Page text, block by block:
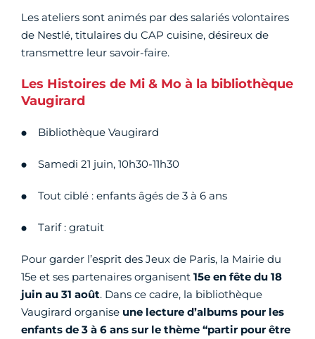
Les ateliers sont animés par des salariés volontaires
de Nestlé, titulaires du CAP cuisine, désireux de
transmettre leur savoir-faire.
Les Histoires de Mi & Mo à la bibliothèque
Vaugirard
Bibliothèque Vaugirard
Samedi 21 juin, 10h30-11h30
Tout ciblé : enfants âgés de 3 à 6 ans
Tarif : gratuit
Pour garder l’esprit des Jeux de Paris, la Mairie du
15e et ses partenaires organisent 15e en fête du 18
juin au 31 août. Dans ce cadre, la bibliothèque
Vaugirard organise une lecture d’albums pour les
enfants de 3 à 6 ans sur le thème “partir pour être